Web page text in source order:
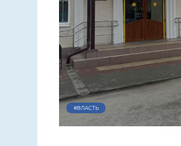
#ВЛАСТЬ